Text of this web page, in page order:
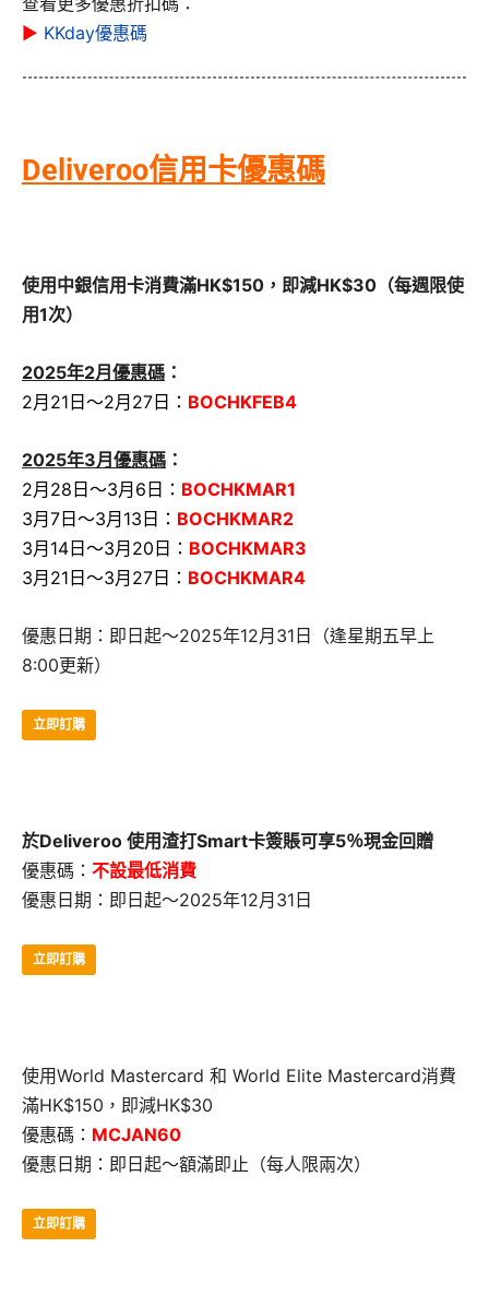
▶ KKday優惠碼
Deliveroo信用卡優惠碼
使用中銀信用卡消費滿HK$150，即減HK$30（每週限使
用1次）
2025年2月優惠碼 ：
2月21日～2月27日： BOCHKFEB4
2025年3月優惠碼 ：
2月28日～3月6日： BOCHKMAR1
3月7日～3月13日： BOCHKMAR2
3月14日～3月20日： BOCHKMAR3
3月21日～3月27日： BOCHKMAR4
優惠日期：即日起～2025年12月31日（逢星期五早上
8:00更新）
立即訂購
於Deliveroo 使用渣打Smart卡簽賬可享5％現金回贈
優惠碼： 不設最低消費
優惠日期：即日起～2025年12月31日
立即訂購
使用World Mastercard 和 World Elite Mastercard消費
滿HK$150，即減HK$30
優惠碼： MCJAN60
優惠日期：即日起～額滿即止（每人限兩次）
立即訂購